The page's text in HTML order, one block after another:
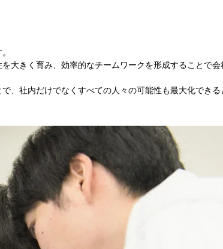
きく育み、効率的なチームワークを形成することで会
社内だけでなくすべての人々の可能性も最大化できる